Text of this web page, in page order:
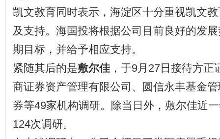
凯文教育同时表示，海淀区十分重视凯文
及支持。海国投将根据公司目前良好的发
期目标，并给予相应支持。
紧随其后的是敷尔佳 ，于9月27日接待方
商证券资产管理有限公司、圆信永丰基金
券等49家机构调研。除当日外，敷尔佳近
124次调研。